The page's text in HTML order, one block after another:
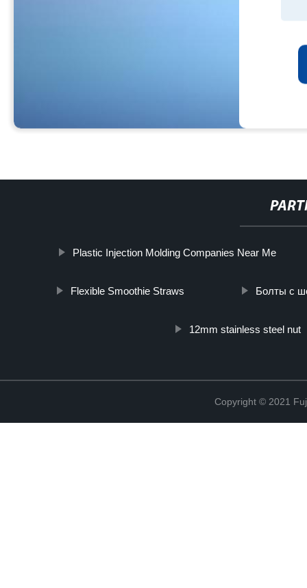
Plastic Injection Molding Companies Near Me
Flexible Smoothie Straws Болты с
12mm stainless steel nut
Copyright © 2021